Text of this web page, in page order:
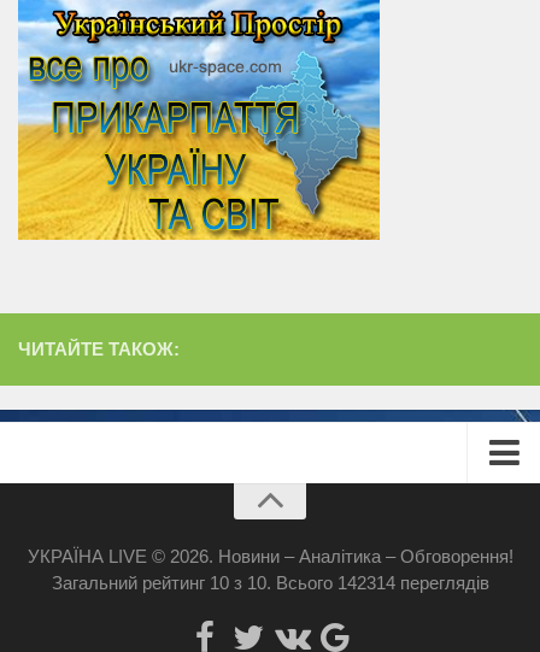
ЧИТАЙТЕ ТАКОЖ:
Про сайт
Реклама
УКРАЇНА LIVE © 2026. Новини – Аналітика – Обговорення!
Загальний рейтинг 10з 10. Всього 142314переглядів